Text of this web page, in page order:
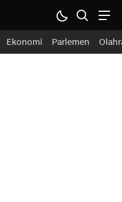
Ekonomi Parlemen